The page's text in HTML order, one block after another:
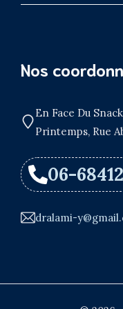
Nos
En Face Du
Printemps, Rue
06-
dralami-